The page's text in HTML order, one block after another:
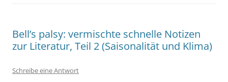
Bell’s palsy: vermischte schnelle Notizen
zur Literatur, Teil 2 (Saisonalität und Klima)
Schreibe eine Antwort